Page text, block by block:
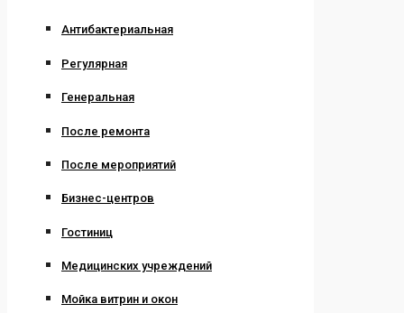
Антибактериальная
Регулярная
Генеральная
После ремонта
После мероприятий
Бизнес-центров
Гостиниц
Медицинских учреждений
Мойка витрин и окон